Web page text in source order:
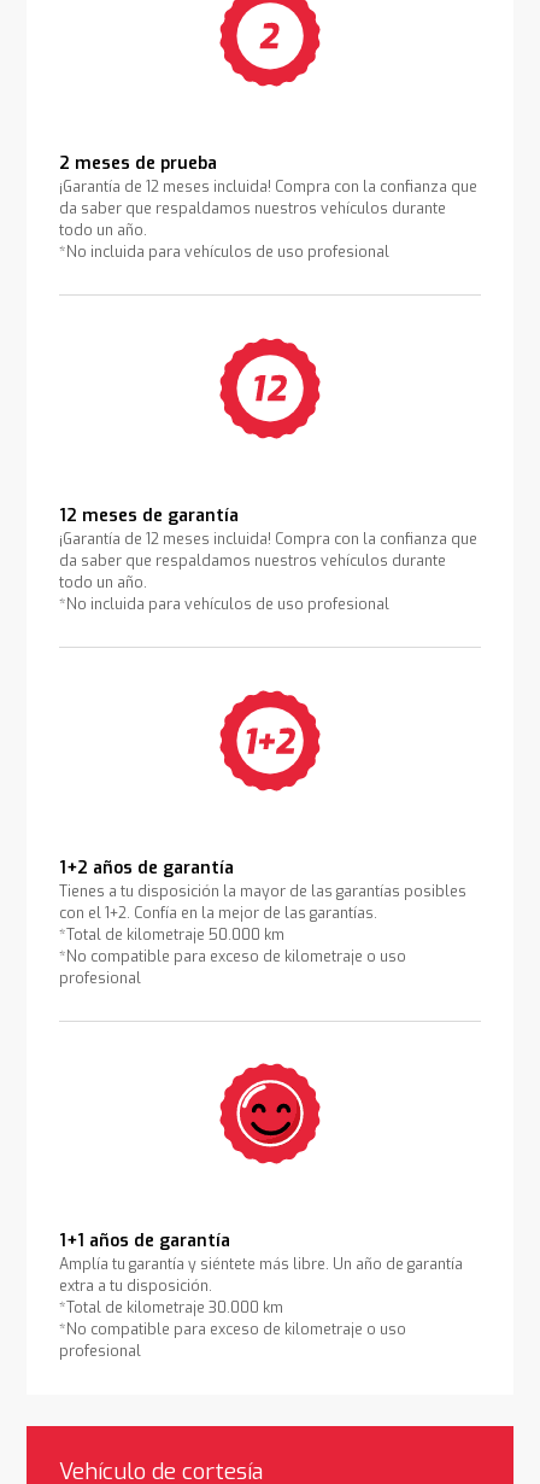
2 meses de prueba
¡Garantía de 12 meses incluida! Compra con la confianza que
da saber que respaldamos nuestros vehículos durante
todo un año.
*No incluida para vehículos de uso profesional
12 meses de garantía
¡Garantía de 12 meses incluida! Compra con la confianza que
da saber que respaldamos nuestros vehículos durante
todo un año.
*No incluida para vehículos de uso profesional
1+2 años de garantía
Tienes a tu disposición la mayor de las garantías posibles
con el 1+2. Confía en la mejor de las garantías.
*Total de kilometraje 50.000 km
*No compatible para exceso de kilometraje o uso
profesional
1+1 años de garantía
Amplía tu garantía y siéntete más libre. Un año de garantía
extra a tu disposición.
*Total de kilometraje 30.000 km
*No compatible para exceso de kilometraje o uso
profesional
Vehículo de cortesía